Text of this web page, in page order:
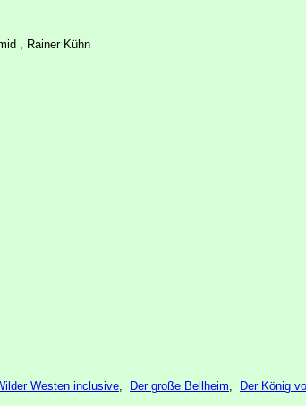
, Rainer Kühn
Westen inclusive Der große Bellheim Der König